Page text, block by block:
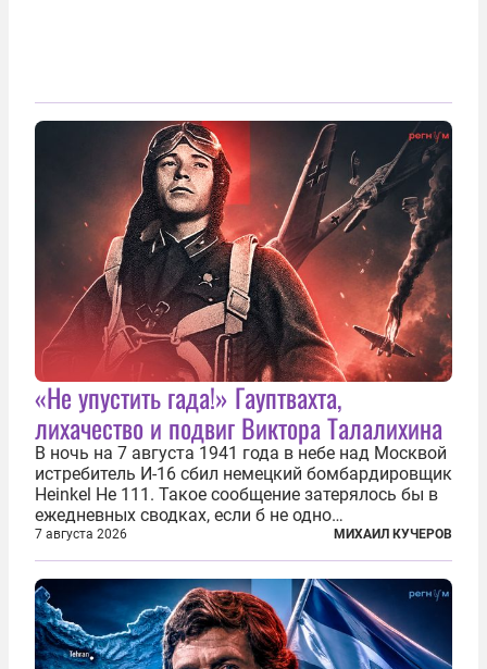
«Не упустить гада!» Гауптвахта,
лихачество и подвиг Виктора Талалихина
В ночь на 7 августа 1941 года в небе над Москвой
истребитель И-16 сбил немецкий бомбардировщик
Heinkel He 111. Такое сообщение затерялось бы в
ежедневных сводках, если б не одно
обстоятельство. Это был один из первых в
истории отечественной авиации ночных таранов.
У пилота — младшего лейтенанта...
7 августа 2026 МИХАИЛ КУЧЕРОВ